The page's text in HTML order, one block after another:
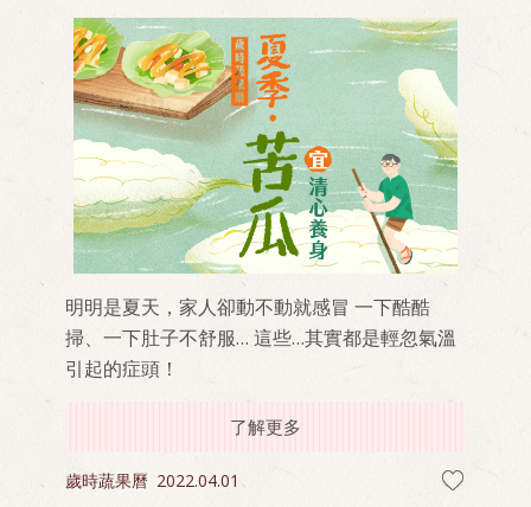
明明是夏天，家人卻動不動就感冒 一下酷酷
掃、一下肚子不舒服… 這些…其實都是輕忽氣溫
引起的症頭！
了解更多
歲時蔬果曆 2022.04.01